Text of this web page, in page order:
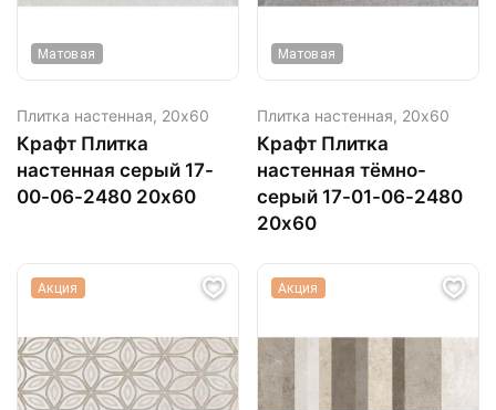
Матовая
Плитка настенная, 20х60
Крафт Плитка
настенная серый 17-
00-06-2480 20х60
Матовая
Плитка настенная, 20х60
Крафт Плитка
настенная тёмно-
серый 17-01-06-2480
20х60
Акция Акция